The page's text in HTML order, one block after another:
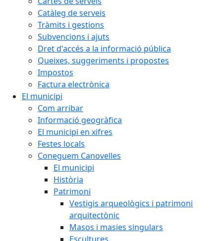
Catàleg de serveis
Tràmits i gestions
Subvencions i ajuts
Dret d'accés a la informació pública
Queixes, suggeriments i propostes
Impostos
Factura electrònica
El municipi
Com arribar
Informació geogràfica
El municipi en xifres
Festes locals
Coneguem Canovelles
El municipi
Història
Patrimoni
Vestigis arqueològics i patrimoni
arquitectònic
Masos i masies singulars